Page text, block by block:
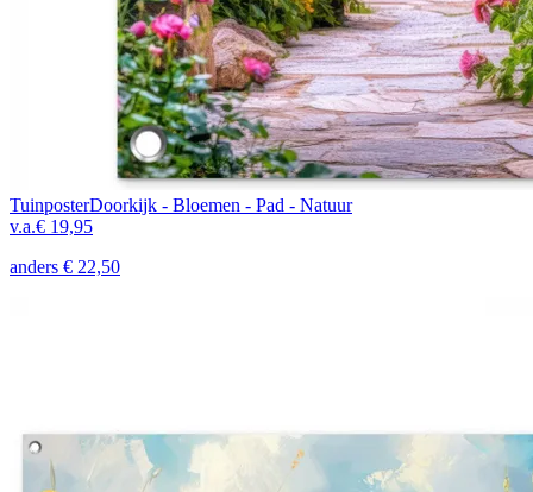
TuinposterDoorkijk - Bloemen - Pad - Natuur
v.a.€ 19,95
anders € 22,50